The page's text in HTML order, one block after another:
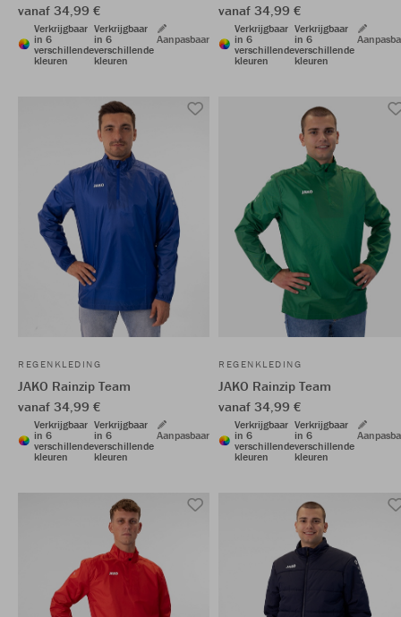
vanaf 34,99 €
Verkrijgbaar
in 6
verschillende
kleuren
Verkrijgbaar
in 6
verschillende
kleuren
Aanpasbaar
vanaf 34,99 €
Verkrijgbaar
in 6
verschillende
kleuren
Verkrijgbaar
in 6
verschillende
kleuren
REGENKLEDING
JAKO Rainzip Team
vanaf 34,99 €
Verkrijgbaar
in 6
verschillende
kleuren
Verkrijgbaar
in 6
verschillende
kleuren
Aanpasbaar
REGENKLEDING
JAKO Rainzip Team
vanaf 34,99 €
Verkrijgbaar
in 6
verschillende
kleuren
Verkrijgbaar
in 6
verschillende
kleuren